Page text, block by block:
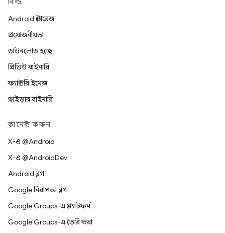
Android স্টোরেজ
প্রয়োজনীয়তা
ডাউনলোড হচ্ছে
প্রিভিউ বাইনারি
ফ্যাক্টরি ইমেজ
ড্রাইভার বাইনারি
কানেক্ট করুন
X-এ @Android
X-এ @AndroidDev
Android ব্লগ
Google নিরাপত্তা ব্লগ
Google Groups-এ প্ল্যাটফর্ম
Google Groups-এ তৈরি করা